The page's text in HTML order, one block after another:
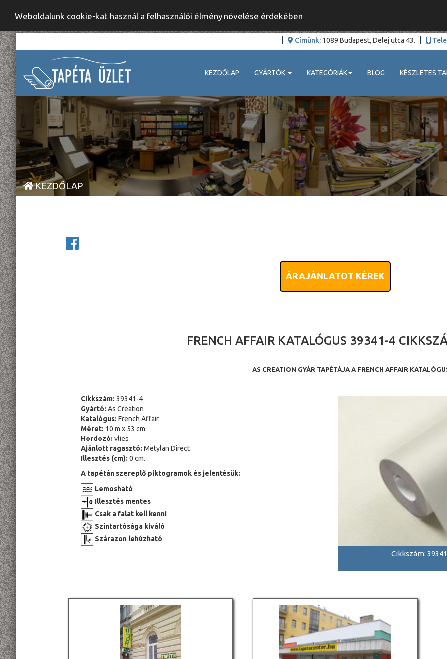
Weboldalunk cookie-kat használ a felhasználói élmény növelése érdekében
Címünk: 1089 Budapest, Delej utca 43.
KEZDŐLAP GYÁRTÓK KATEGÓRIÁK BLOG KÉSZLETES
KEZDŐLAP
ÁRAJÁNLATOT KÉREK
FRENCH AFFAIR KATALÓGUS 39341-4
AS CREATION GYÁR TAPÉTÁJA A FRENCH AFFAIR
Cikkszám: 39341-4
Gyártó: As Creation
Katalógus: French Affair
Méret: 10 m x 53 cm
Hordozó: vlies
Ajánlott ragasztó: Metylan Direct
Illesztés (cm): 0 cm.
A tapétán szereplő piktogramok és jelentésük:
Lemosható
Illesztés mentes
Csak a falat kell kenni
Színtartósága kiváló
Szárazon lehúzható
Cikkszám: